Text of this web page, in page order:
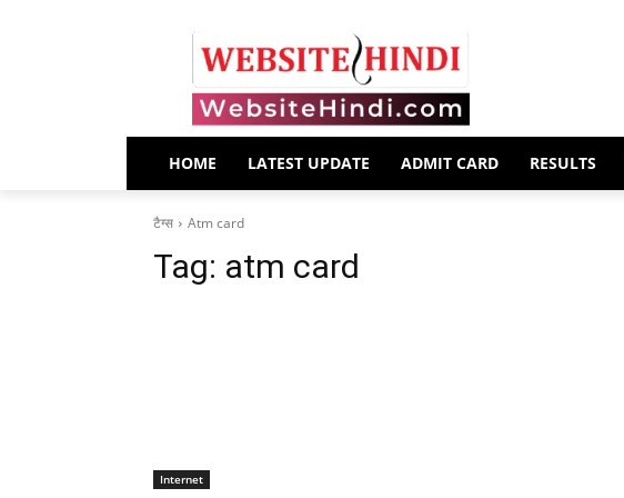
HOME LATEST UPDATE ADMIT CARD RESULTS
टैग्स Atm card
Tag: atm card
Internet